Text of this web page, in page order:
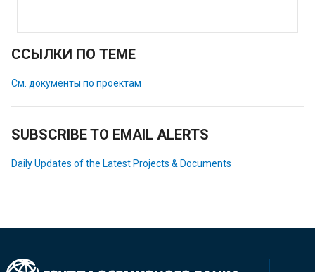
ССЫЛКИ ПО ТЕМЕ
См. документы по проектам
SUBSCRIBE TO EMAIL ALERTS
Daily Updates of the Latest Projects & Documents